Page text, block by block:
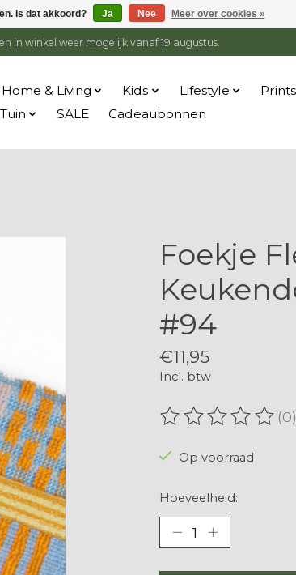
in winkel weer mogelijk vanaf 19 augustus.
Home & Living Kids Lifestyle
SALE Cadeaubonnen
Foekje
#94
€11,95
Incl. btw
De beoordeling (0)
Op voorraad
Hoeveelheid:
Is dat akkoord? Ja Nee Meer over cookies »